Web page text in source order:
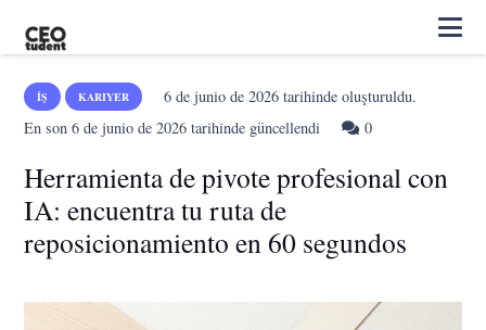
İŞ KARIYER 6 de junio de 2026tarihinde oluşturuldu.
En son6 de junio de 2026 tarihinde güncellendi 0
Herramienta de pivote profesional con
IA: encuentra tu ruta de
reposicionamiento en 60 segundos